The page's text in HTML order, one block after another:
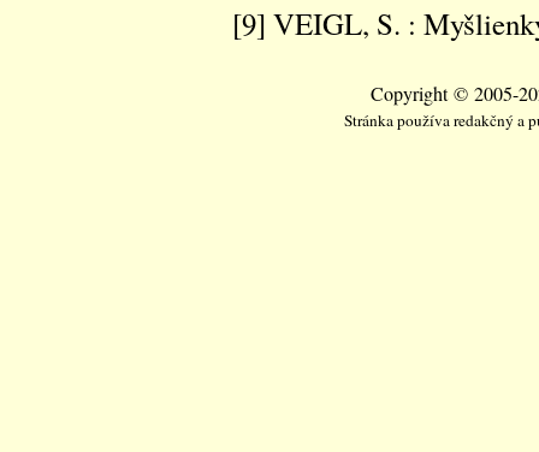
[9] VEIGL, S. :
Copyright © 2005-
Stránka používa redakčný a